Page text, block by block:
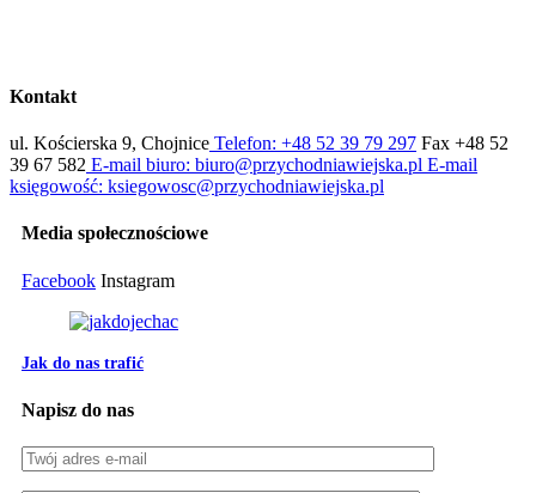
Kontakt
ul. Kościerska 9, Chojnice Telefon: +48 52 39 79 297 Fax +48 52
39 67 582 E-mail biuro: biuro@przychodniawiejska.pl E-mail
księgowość: ksiegowosc@przychodniawiejska.pl
Media społecznościowe
Facebook Instagram
Jak do nas trafić
Napisz do nas